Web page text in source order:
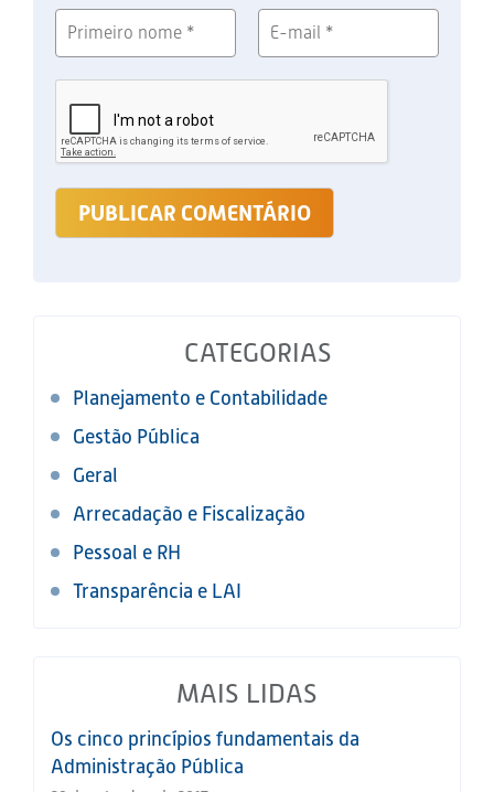
CATEGORIAS
Planejamento e Contabilidade
Gestão Pública
Geral
Arrecadação e Fiscalização
Pessoal e RH
Transparência e LAI
MAIS LIDAS
Os cinco princípios fundamentais da
Administração Pública